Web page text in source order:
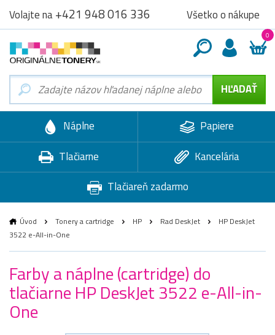
Volajte na+421 948 016 336 Všetko o nákupe
0
Náplne
Papiere
Tlačiarne
Kancelária
Tlačiareň zadarmo
Úvod Tonery a cartridge HP Rad DeskJet
HP DeskJet
3522 e-All-in-One
Farby a náplne (cartridge) do
tlačiarne HP DeskJet 3522 e-All-in-
One